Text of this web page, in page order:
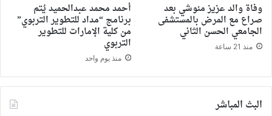
وفاة والد عزيز منوشي بعد
صراع مع المرض بالمستشفى
الجامعي الحسن الثاني
منذ 21 ساعة
أحمد محمد عبدالحميد يُتم
برنامج “مداد للتطوير التربوي”
من كلية الإمارات للتطوير
التربوي
منذ يوم واحد
البث المباشر